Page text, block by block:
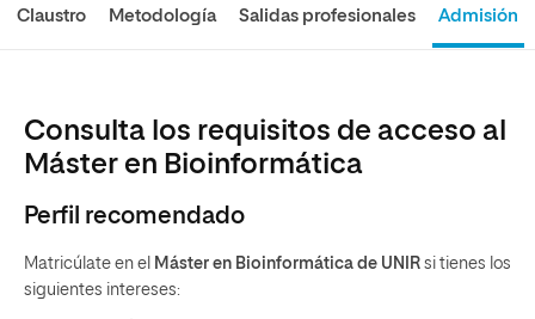
Claustro Metodología Salidas profesionales Admisión
Consulta los requisitos de acceso al
Máster en Bioinformática
Perfil recomendado
Matricúlate en el Máster en Bioinformática de UNIR si tienes los
siguientes intereses: